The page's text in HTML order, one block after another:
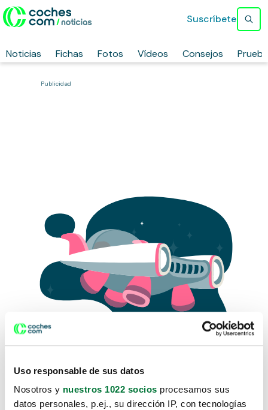
Uso responsable de sus datos
Nosotros y nuestros 1022 socios procesamos sus
datos personales, p.ej., su dirección IP, con tecnologías
Noticias Fichas Fotos Vídeos Consejos
Suscríbete
Publicidad